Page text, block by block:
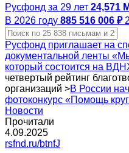
Русфонд за 29 лет 24,571
В 2026 году 885 516 006 ₽
Русфонд приглашает на
документальной ленты
который состоится на
четвертый рейтинг
организаций >В России
фотоконкурс «Помощь
Новости
Прочитали
4.09.2025
rsfnd.ru/btnfJ